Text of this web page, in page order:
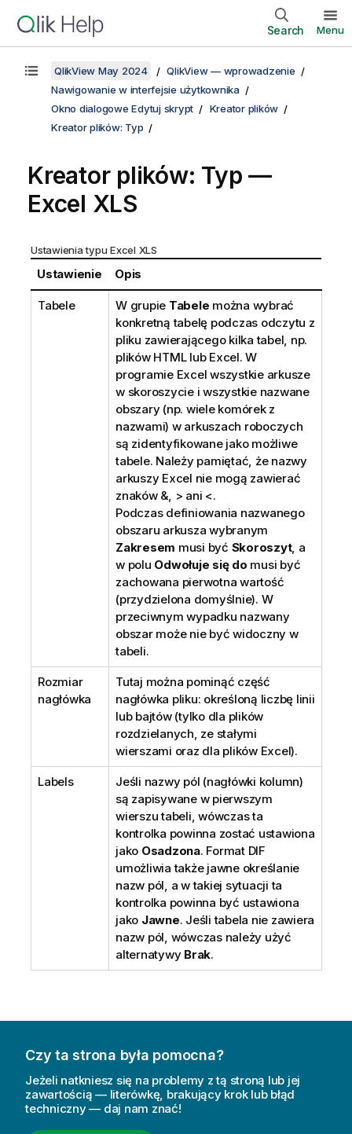
Search Menu
QlikView May 2024
QlikView — wprowadzenie
Nawigowanie w interfejsie użytkownika
Okno dialogowe Edytuj skrypt
Kreator plików
Kreator plików: Typ
Kreator plików: Typ —
Excel XLS
Ustawienia typu Excel XLS
Ustawienie Opis
Tabele W grupie Tabele można wybrać
konkretną tabelę podczas odczytu z
pliku zawierającego kilka tabel, np.
plików HTML lub Excel. W
programie Excel wszystkie arkusze
w skoroszycie i wszystkie nazwane
obszary (np. wiele komórek z
nazwami) w arkuszach roboczych
są zidentyfikowane jako możliwe
tabele. Należy pamiętać, że nazwy
arkuszy Excel nie mogą zawierać
znaków &, > ani <.
Podczas definiowania nazwanego
obszaru arkusza wybranym
Zakresem musi być Skoroszyt, a
w polu Odwołuje się do musi być
zachowana pierwotna wartość
(przydzielona domyślnie). W
przeciwnym wypadku nazwany
obszar może nie być widoczny w
tabeli.
Rozmiar
nagłówka
Tutaj można pominąć część
nagłówka pliku: określoną liczbę linii
lub bajtów (tylko dla plików
rozdzielanych, ze stałymi
wierszami oraz dla plików Excel).
Labels
Jeśli nazwy pól (nagłówki kolumn)
są zapisywane w pierwszym
wierszu tabeli, wówczas ta
kontrolka powinna zostać ustawiona
jako Osadzona. Format DIF
umożliwia także jawne określanie
nazw pól, a w takiej sytuacji ta
kontrolka powinna być ustawiona
jako Jawne. Jeśli tabela nie zawiera
nazw pól, wówczas należy użyć
alternatywy Brak.
Czy ta strona była pomocna?
Jeżeli natkniesz się na problemy z tą stroną lub jej
zawartością — literówkę, brakujący krok lub błąd
techniczny — daj nam znać!